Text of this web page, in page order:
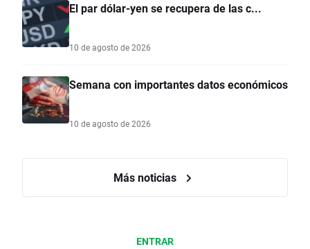
El par dólar-yen se recupera de las c...
10 de agosto de 2026
Semana con importantes datos económicos
10 de agosto de 2026
Más noticias
ENTRAR